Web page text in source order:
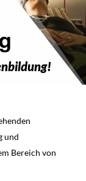
und
Bereich von